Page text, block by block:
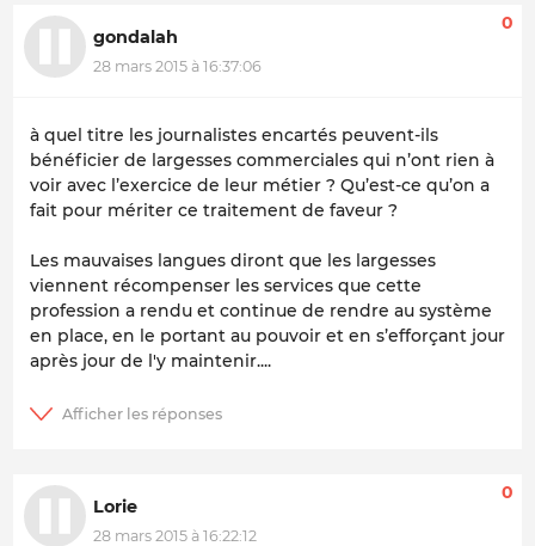
gondalah
28 mars 2015 à 16:37:06
0
à quel titre les journalistes encartés peuvent-ils
bénéficier de largesses commerciales qui n’ont rien à
voir avec l’exercice de leur métier ? Qu’est-ce qu’on a
fait pour mériter ce traitement de faveur ?
Les mauvaises langues diront que les largesses
viennent récompenser les services que cette
profession a rendu et continue de rendre au système
en place, en le portant au pouvoir et en s’efforçant jour
après jour de l'y maintenir....
Lorie
28 mars 2015 à 16:22:12
0